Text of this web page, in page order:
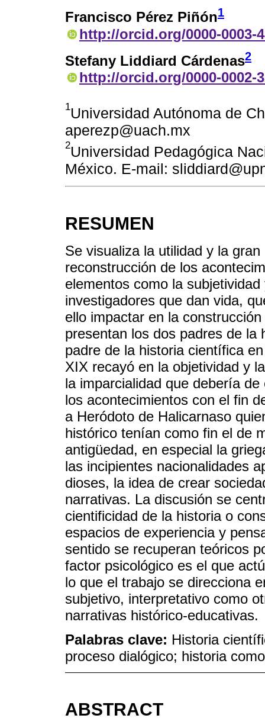
Francisco Pérez Piñón1
http://orcid.org/0000-0003-
Stefany Liddiard Cárdenas2
http://orcid.org/0000-0002-
1Universidad Autónoma de
aperezp@uach.mx
2Universidad Pedagógica
México. E-mail:
RESUMEN
Se visualiza la utilidad y la
reconstrucción de los
elementos como la
investigadores que dan vida,
ello impactar en la
presentan los dos padres de la
padre de la historia científica
XIX recayó en la objetividad y
la imparcialidad que debería
los acontecimientos con el fin
a Heródoto de Halicarnaso
histórico tenían como fin el de
antigüedad, en especial la
las incipientes nacionalidades
dioses, la idea de crear
narrativas. La discusión se
cientificidad de la historia o
espacios de experiencia y
sentido se recuperan teóricos
factor psicológico es el que
lo que el trabajo se direcciona
subjetivo, interpretativo como
narrativas histórico-educativas.
Palabras clave: Historia
proceso dialógico; historia
ABSTRACT